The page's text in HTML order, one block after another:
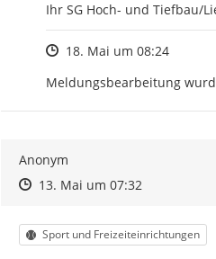
Ihr SG Hoch- und Tiefbau/
Zeitpunkt des Erstellens
18. Mai um 08:24
Meldungsbearbeitung
Anonym
Zeitpunkt des Erstellens
Zeitpunkt des Erstellens
13. Mai um 07:32Zur Äußerung
Kategorie
Sport und Freizeiteinrichtungen